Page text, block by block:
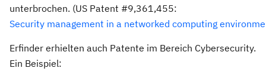
unterbrochen. (US Patent #9,361,455:
Security management in a networked computing
Erfinder erhielten auch Patente im Bereich Cybersecurity.
Ein Beispiel: